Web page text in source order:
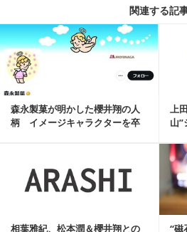
関連する記
森永製菓が明かした櫻井翔の人
柄 イメージキャラクターを卒
上
山
記事を読む
相葉雅紀、松本潤＆櫻井翔との “磁